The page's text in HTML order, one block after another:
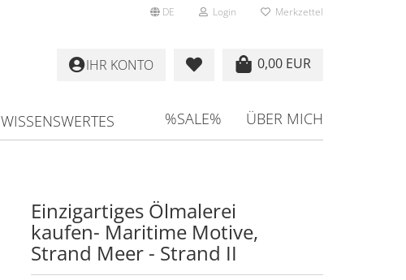
DE Login Merkzettel
0,00 EUR
IHR KONTO
WISSENSWERTES %SALE% ÜBER MICH
Ein­zig­ar­ti­ges Öl­ma­le­rei
kaufen-​ Ma­ri­ti­me Mo­ti­ve,
Strand Meer - Strand II